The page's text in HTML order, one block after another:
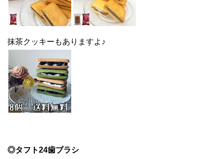
抹茶クッキーもありますよ♪
◎タフト24歯ブラシ